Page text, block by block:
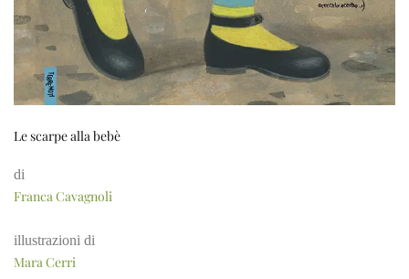
Le scarpe alla bebè
di
Franca Cavagnoli
illustrazioni di
Mara Cerri